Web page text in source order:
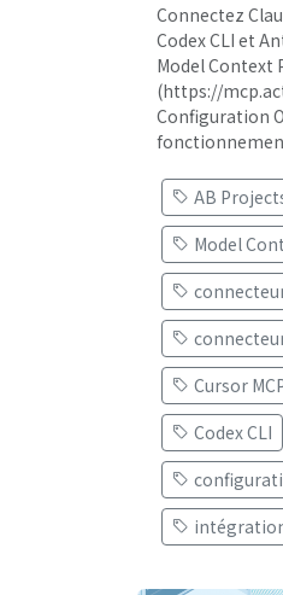
Connectez
Codex CLI et
Model Context
(https://
Configuration
AB
Model
Cursor
Codex CLI